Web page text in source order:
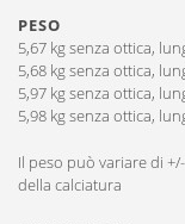
PESO
5,67 kg senza ottica,
5,68 kg senza ottica,
5,97 kg senza ottica,
5,98 kg senza ottica,
Il peso può variare di
della calciatura